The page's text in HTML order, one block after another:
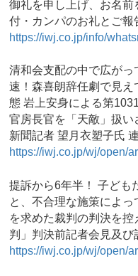
御礼を申し上げ、お名
付・カンパのお礼とご報
https://iwj.co.jp/info/
清和会支配の中で広が
速！森喜朗辞任劇で見
態 岩上安身による第
官房長官を「天敵」扱
新聞記者 望月衣塑子氏
https://iwj.co.jp/wj/open/
提訴から6年半！ 子ども
と、不合理な施策によ
を求めた裁判の判決を
判」判決前記者会見及び
https://iwj.co.jp/wj/open/